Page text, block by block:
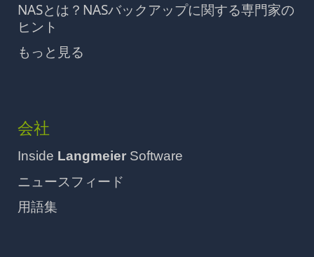
NASとは？NASバックアップに関する専門家の
ヒント
もっと見る
会社
Inside Langmeier Software
ニュースフィード
用語集